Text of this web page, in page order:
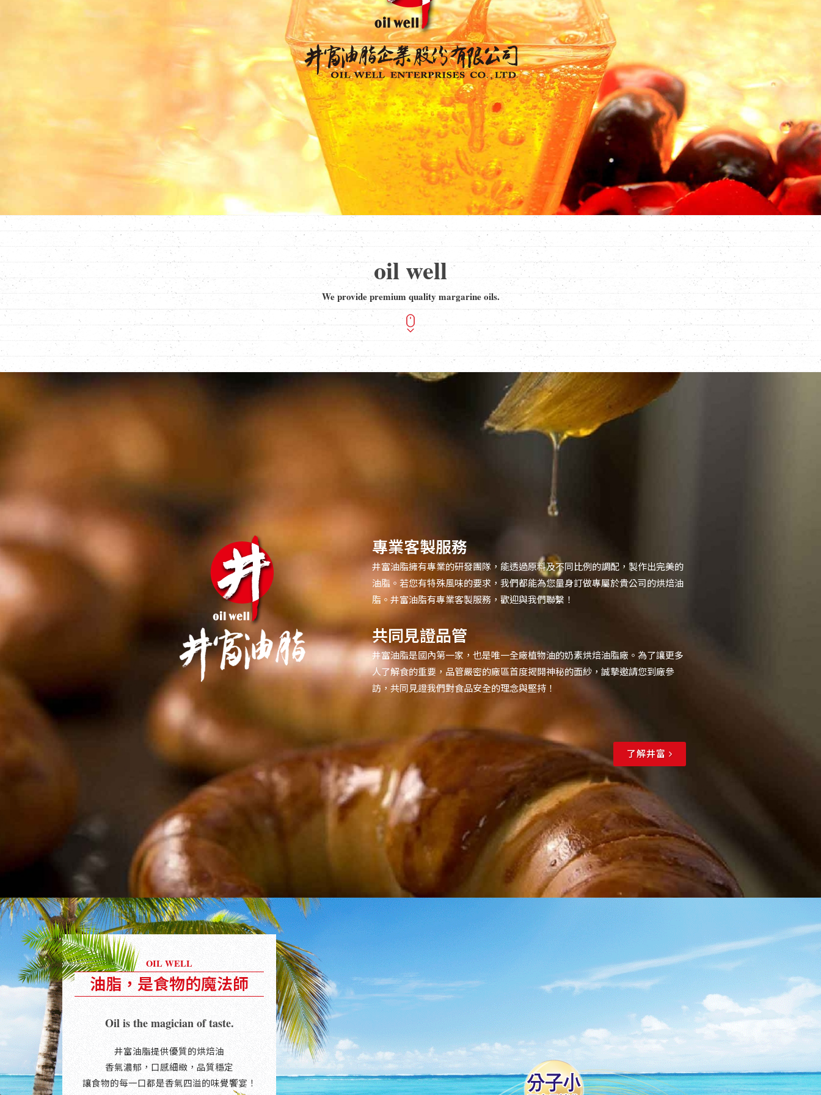
oil well
We provide premium quality margarine oils.
專業客製服務
井富油脂擁有專業的研發團隊，能透過原料及不同比例的調配，製作出完美的
油脂。若您有特殊風味的要求，我們都能為您量身訂做專屬於貴公司的烘焙油
脂。井富油脂有專業客製服務，歡迎與我們聯繫！
共同見證品管
井富油脂是國內第一家，也是唯一全廠植物油的奶素烘焙油脂廠。為了讓更多
人了解食的重要，品管嚴密的廠區首度揭開神秘的面紗，誠摯邀請您到廠參
訪，共同見證我們對食品安全的理念與堅持！
了解井富
OIL WELL
油脂，是食物的魔法師
Oil is the magician of taste.
井富油脂提供優質的烘焙油
香氣濃郁，口感細緻，品質穩定
讓食物的每一口都是香氣四溢的味覺饗宴！